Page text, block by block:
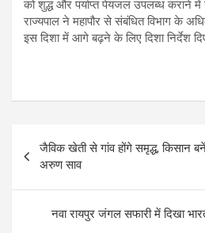
को शुद्ध और पर्याप्त पेयजल उपलब्ध कराने में
राज्यपाल ने महापौर से संबंधित विभाग के
इस दिशा में आगे बढ़ने के लिए दिशा निर्देश
Post
navigation
जैविक खेती से गांव होंगे समृद्ध, किसान
अरुण साव
नवा रायपुर जंगल सफारी में दिखा